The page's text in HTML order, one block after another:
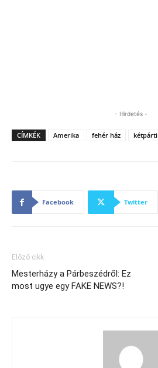
- Hirdetés -
CÍMKÉK Amerika fehér ház kétpárti
Facebook Twitter
Előző cikk
Mesterházy a Párbeszédről: Ez
most ugye egy FAKE NEWS?!